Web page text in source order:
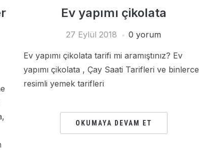
Ev yapımı çikolata
27 Eylül 2018 0 yorum
Ev yapımı çikolata tarifi mi aramıştınız? Ev
yapımı çikolata , Çay Saati Tarifleri ve binlerce
resimli yemek tarifleri
OKUMAYA DEVAM ET